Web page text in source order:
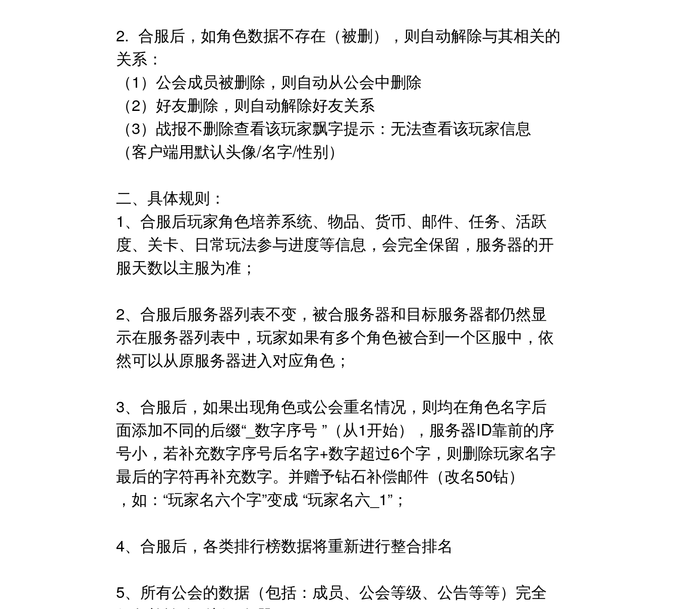
2. 合服后，如角色数据不存在（被删），则自动解除与其相关的
关系：
（1）公会成员被删除，则自动从公会中删除
（2）好友删除，则自动解除好友关系
（3）战报不删除查看该玩家飘字提示：无法查看该玩家信息
（客户端用默认头像/名字/性别）
二、具体规则：
1、合服后玩家角色培养系统、物品、货币、邮件、任务、活跃
度、关卡、日常玩法参与进度等信息，会完全保留，服务器的开
服天数以主服为准；
2、合服后服务器列表不变，被合服务器和目标服务器都仍然显
示在服务器列表中，玩家如果有多个角色被合到一个区服中，依
然可以从原服务器进入对应角色；
3、合服后，如果出现角色或公会重名情况，则均在角色名字后
面添加不同的后缀“_数字序号 ”（从1开始），服务器ID靠前的序
号小，若补充数字序号后名字+数字超过6个字，则删除玩家名字
最后的字符再补充数字。并赠予钻石补偿邮件（改名50钻）
，如：“玩家名六个字”变成 “玩家名六_1”；
4、合服后，各类排行榜数据将重新进行整合排名
5、所有公会的数据（包括：成员、公会等级、公告等等）完全